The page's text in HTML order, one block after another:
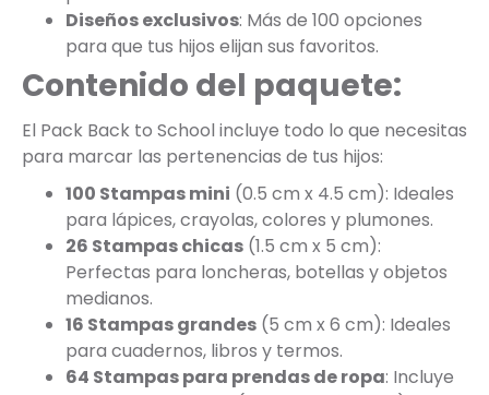
Diseños exclusivos: Más de 100 opciones
para que tus hijos elijan sus favoritos.
Contenido del paquete:
El Pack Back to School incluye todo lo que necesitas
para marcar las pertenencias de tus hijos:
100 Stampas mini (0.5 cm x 4.5 cm): Ideales
para lápices, crayolas, colores y plumones.
26 Stampas chicas (1.5 cm x 5 cm):
Perfectas para loncheras, botellas y objetos
medianos.
16 Stampas grandes (5 cm x 6 cm): Ideales
para cuadernos, libros y termos.
64 Stampas para prendas de ropa: Incluye